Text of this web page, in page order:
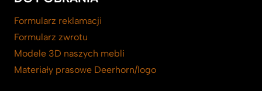
Formularz reklamacji
Formularz zwrotu
Modele 3D naszych mebli
Materiały prasowe Deerhorn/logo